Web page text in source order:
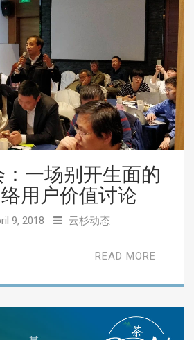
一场别开生面的
用户价值讨论
9, 2018 云杉动态
READ MORE